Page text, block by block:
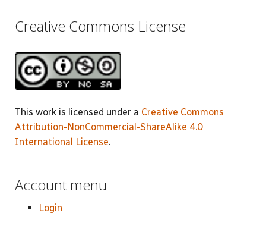
Creative Commons License
This work is licensed under a Creative Commons
Attribution-NonCommercial-ShareAlike 4.0
International License.
Account menu
Login